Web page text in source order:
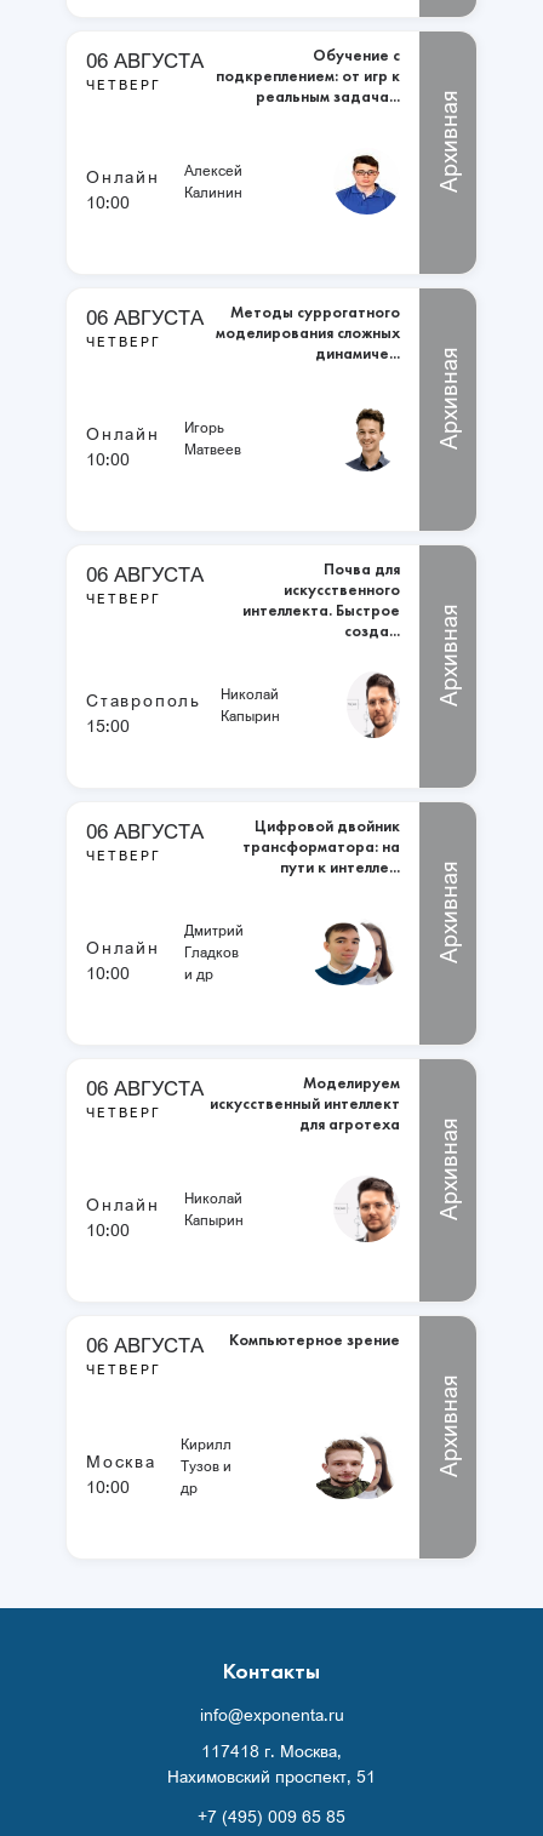
06 АВГУСТА
ЧЕТВЕРГ
Обучение с
подкреплением: от игр к
реальным задача...
Онлайн
10:00
Алексей
Калинин
Архивная
06 АВГУСТА
ЧЕТВЕРГ
Методы суррогатного
моделирования сложных
динамиче...
Онлайн
10:00
Игорь
Матвеев
Архивная
06 АВГУСТА
ЧЕТВЕРГ
Почва для
искусственного
интеллекта. Быстрое
созда...
Ставрополь
15:00
Николай
Капырин
Архивная
06 АВГУСТА
ЧЕТВЕРГ
Цифровой двойник
трансформатора: на
пути к интелле...
Онлайн
10:00
Дмитрий
Гладков
и др
Архивная
06 АВГУСТА
ЧЕТВЕРГ
Моделируем
искусственный интеллект
для агротеха
Онлайн
10:00
Николай
Капырин
Архивная
06 АВГУСТА
ЧЕТВЕРГ
Компьютерное зрение
Москва
10:00
Кирилл
Тузов и
др
Архивная
Контакты
info@exponenta.ru
117418 г. Москва,
Нахимовский проспект, 51
+7 (495) 009 65 85